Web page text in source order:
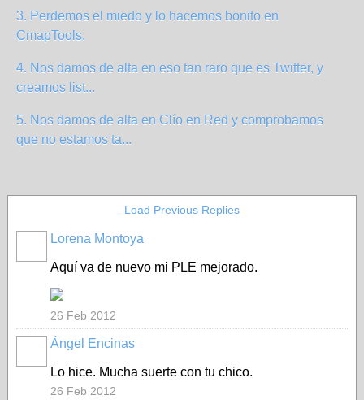
3. Perdemos el miedo y lo hacemos bonito en
CmapTools.
4. Nos damos de alta en eso tan raro que es Twitter, y
creamos list...
5. Nos damos de alta en Clío en Red y comprobamos
que no estamos ta...
Load Previous Replies
Lorena Montoya
Aquí va de nuevo mi PLE mejorado.
26 Feb 2012
Ángel Encinas
Lo hice. Mucha suerte con tu chico.
26 Feb 2012